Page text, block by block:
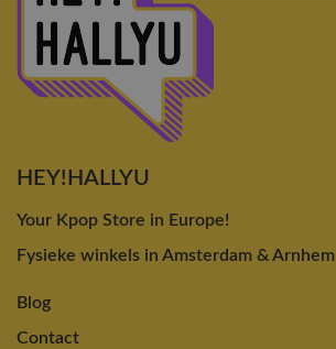
HEY!HALLYU
Your Kpop Store in Europe!
Fysieke winkels in Amsterdam & Arnhem
Blog
Contact